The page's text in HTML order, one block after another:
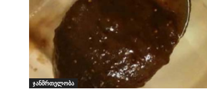
ჯანმრთელობა